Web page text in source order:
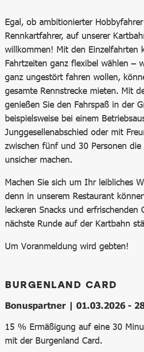
Egal, ob ambitionierter
Rennkartfahrer, auf unserer
willkommen! Mit den Einzelfahrten
Fahrtzeiten ganz flexibel wählen –
ganz ungestört fahren wollen,
gesamte Rennstrecke mieten. Mit
genießen Sie den Fahrspaß in der
beispielsweise bei einem
Junggesellenabschied oder mit
zwischen fünf und 30 Personen die
unsicher machen.
Machen Sie sich um Ihr leibliches
denn in unserem Restaurant
leckeren Snacks und erfrischenden
nächste Runde auf der Kartbahn
Um Voranmeldung wird gebten!
BURGENLAND CARD
Bonuspartner | 01.03.2026 -
15 % Ermäßigung auf eine 30
mit der Burgenland Card.